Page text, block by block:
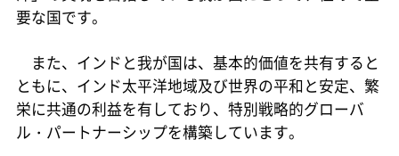
要な国です。
また、インドと我が国は、基本的価値を共有すると
ともに、インド太平洋地域及び世界の平和と安定、繁
栄に共通の利益を有しており、特別戦略的グローバ
ル・パートナーシップを構築しています。